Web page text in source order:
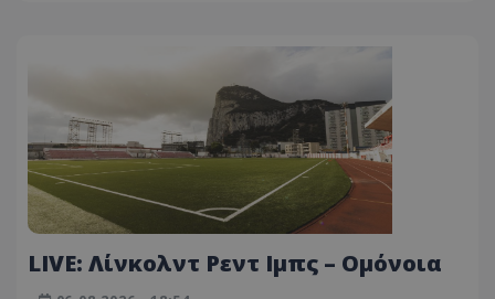
LIVE: Λίνκολντ Ρεντ Ιμπς – Ομόνοια